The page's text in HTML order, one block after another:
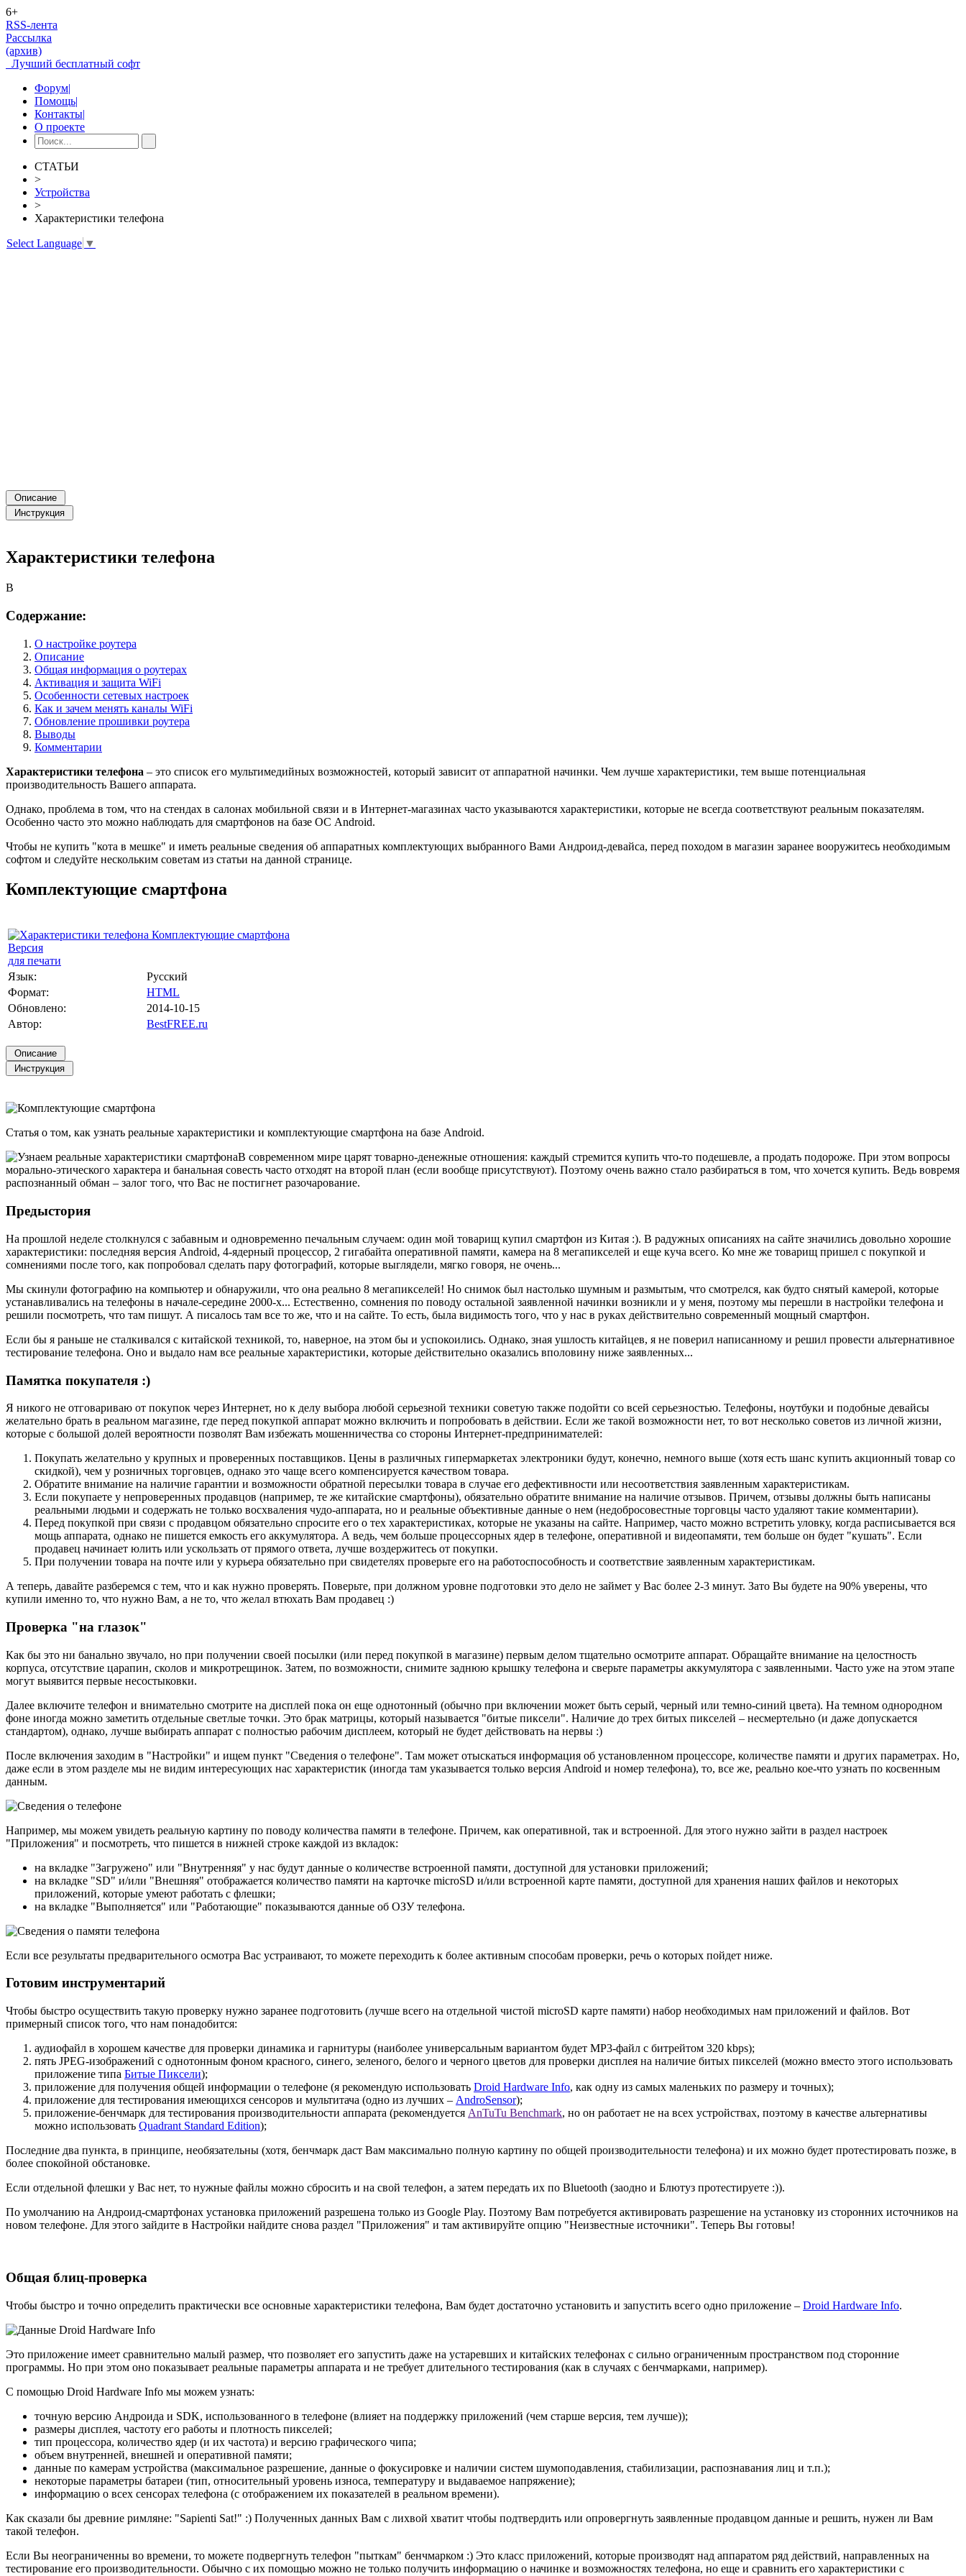
6+
RSS-лента
Рассылка
(архив)
Лучший бесплатный софт
Форум|
Помощь|
Контакты|
О проекте
СТАТЬИ
>
Устройства
>
Характеристики телефона
Select Language ▼
Характеристики телефона
B
Содержание:
О настройке роутера
Описание
Общая информация о роутерах
Активация и защита WiFi
Особенности сетевых настроек
Как и зачем менять каналы WiFi
Обновление прошивки роутера
Выводы
Комментарии
Характеристики телефона – это список его мультимедийных возможностей, который зависит от аппаратной начинки. Чем лучше характеристики, тем выше потенциальная
производительность Вашего аппарата.
Однако, проблема в том, что на стендах в салонах мобильной связи и в Интернет-магазинах часто указываются характеристики, которые не всегда соответствуют реальным показателям.
Особенно часто это можно наблюдать для смартфонов на базе ОС Android.
Чтобы не купить "кота в мешке" и иметь реальные сведения об аппаратных комплектующих выбранного Вами Андроид-девайса, перед походом в магазин заранее вооружитесь необходимым
софтом и следуйте нескольким советам из статьи на данной странице.
Комплектующие смартфона
Версия
для печати
Язык:
Русский
Формат:
HTML
Обновлено:
2014-10-15
Автор:
BestFREE.ru
Статья о том, как узнать реальные характеристики и комплектующие смартфона на базе Android.
В современном мире царят товарно-денежные отношения: каждый стремится купить что-то подешевле, а продать подороже. При этом вопросы
морально-этического характера и банальная совесть часто отходят на второй план (если вообще присутствуют). Поэтому очень важно стало разбираться в том, что хочется купить. Ведь вовремя
распознанный обман – залог того, что Вас не постигнет разочарование.
Предыстория
На прошлой неделе столкнулся с забавным и одновременно печальным случаем: один мой товарищ купил смартфон из Китая :). В радужных описаниях на сайте значились довольно хорошие
характеристики: последняя версия Android, 4-ядерный процессор, 2 гигабайта оперативной памяти, камера на 8 мегапикселей и еще куча всего. Ко мне же товарищ пришел с покупкой и
сомнениями после того, как попробовал сделать пару фотографий, которые выглядели, мягко говоря, не очень...
Мы скинули фотографию на компьютер и обнаружили, что она реально 8 мегапикселей! Но снимок был настолько шумным и размытым, что смотрелся, как будто снятый камерой, которые
устанавливались на телефоны в начале-середине 2000-х... Естественно, сомнения по поводу остальной заявленной начинки возникли и у меня, поэтому мы перешли в настройки телефона и
решили посмотреть, что там пишут. А писалось там все то же, что и на сайте. То есть, была видимость того, что у нас в руках действительно современный мощный смартфон.
Если бы я раньше не сталкивался с китайской техникой, то, наверное, на этом бы и успокоились. Однако, зная ушлость китайцев, я не поверил написанному и решил провести альтернативное
тестирование телефона. Оно и выдало нам все реальные характеристики, которые действительно оказались вполовину ниже заявленных...
Памятка покупателя :)
Я никого не отговариваю от покупок через Интернет, но к делу выбора любой серьезной техники советую также подойти со всей серьезностью. Телефоны, ноутбуки и подобные девайсы
желательно брать в реальном магазине, где перед покупкой аппарат можно включить и попробовать в действии. Если же такой возможности нет, то вот несколько советов из личной жизни,
которые с большой долей вероятности позволят Вам избежать мошенничества со стороны Интернет-предпринимателей:
Покупать желательно у крупных и проверенных поставщиков. Цены в различных гипермаркетах электроники будут, конечно, немного выше (хотя есть шанс купить акционный товар со
скидкой), чем у розничных торговцев, однако это чаще всего компенсируется качеством товара.
Обратите внимание на наличие гарантии и возможности обратной пересылки товара в случае его дефективности или несоответствия заявленным характеристикам.
Если покупаете у непроверенных продавцов (например, те же китайские смартфоны), обязательно обратите внимание на наличие отзывов. Причем, отзывы должны быть написаны
реальными людьми и содержать не только восхваления чудо-аппарата, но и реальные объективные данные о нем (недобросовестные торговцы часто удаляют такие комментарии).
Перед покупкой при связи с продавцом обязательно спросите его о тех характеристиках, которые не указаны на сайте. Например, часто можно встретить уловку, когда расписывается вся
мощь аппарата, однако не пишется емкость его аккумулятора. А ведь, чем больше процессорных ядер в телефоне, оперативной и видеопамяти, тем больше он будет "кушать". Если
продавец начинает юлить или ускользать от прямого ответа, лучше воздержитесь от покупки.
При получении товара на почте или у курьера обязательно при свидетелях проверьте его на работоспособность и соответствие заявленным характеристикам.
А теперь, давайте разберемся с тем, что и как нужно проверять. Поверьте, при должном уровне подготовки это дело не займет у Вас более 2-3 минут. Зато Вы будете на 90% уверены, что
купили именно то, что нужно Вам, а не то, что желал втюхать Вам продавец :)
Проверка "на глазок"
Как бы это ни банально звучало, но при получении своей посылки (или перед покупкой в магазине) первым делом тщательно осмотрите аппарат. Обращайте внимание на целостность
корпуса, отсутствие царапин, сколов и микротрещинок. Затем, по возможности, снимите заднюю крышку телефона и сверьте параметры аккумулятора с заявленными. Часто уже на этом этапе
могут выявится первые несостыковки.
Далее включите телефон и внимательно смотрите на дисплей пока он еще однотонный (обычно при включении может быть серый, черный или темно-синий цвета). На темном однородном
фоне иногда можно заметить отдельные светлые точки. Это брак матрицы, который называется "битые пиксели". Наличие до трех битых пикселей – несмертельно (и даже допускается
стандартом), однако, лучше выбирать аппарат с полностью рабочим дисплеем, который не будет действовать на нервы :)
После включения заходим в "Настройки" и ищем пункт "Сведения о телефоне". Там может отыскаться информация об установленном процессоре, количестве памяти и других параметрах. Но,
даже если в этом разделе мы не видим интересующих нас характеристик (иногда там указывается только версия Android и номер телефона), то, все же, реально кое-что узнать по косвенным
данным.
Например, мы можем увидеть реальную картину по поводу количества памяти в телефоне. Причем, как оперативной, так и встроенной. Для этого нужно зайти в раздел настроек
"Приложения" и посмотреть, что пишется в нижней строке каждой из вкладок:
на вкладке "Загружено" или "Внутренняя" у нас будут данные о количестве встроенной памяти, доступной для установки приложений;
на вкладке "SD" и/или "Внешняя" отображается количество памяти на карточке microSD и/или встроенной карте памяти, доступной для хранения наших файлов и некоторых
приложений, которые умеют работать с флешки;
на вкладке "Выполняется" или "Работающие" показываются данные об ОЗУ телефона.
Если все результаты предварительного осмотра Вас устраивают, то можете переходить к более активным способам проверки, речь о которых пойдет ниже.
Готовим инструментарий
Чтобы быстро осуществить такую проверку нужно заранее подготовить (лучше всего на отдельной чистой microSD карте памяти) набор необходимых нам приложений и файлов. Вот
примерный список того, что нам понадобится:
аудиофайл в хорошем качестве для проверки динамика и гарнитуры (наиболее универсальным вариантом будет MP3-файл с битрейтом 320 kbps);
пять JPEG-изображений с однотонным фоном красного, синего, зеленого, белого и черного цветов для проверки дисплея на наличие битых пикселей (можно вместо этого использовать
приложение типа Битые Пиксели);
приложение для получения общей информации о телефоне (я рекомендую использовать Droid Hardware Info, как одну из самых маленьких по размеру и точных);
приложение для тестирования имеющихся сенсоров и мультитача (одно из лучших – AndroSensor);
приложение-бенчмарк для тестирования производительности аппарата (рекомендуется AnTuTu Benchmark, но он работает не на всех устройствах, поэтому в качестве альтернативы
можно использовать Quadrant Standard Edition);
Последние два пункта, в принципе, необязательны (хотя, бенчмарк даст Вам максимально полную картину по общей производительности телефона) и их можно будет протестировать позже, в
более спокойной обстановке.
Если отдельной флешки у Вас нет, то нужные файлы можно сбросить и на свой телефон, а затем передать их по Bluetooth (заодно и Блютуз протестируете :)).
По умолчанию на Андроид-смартфонах установка приложений разрешена только из Google Play. Поэтому Вам потребуется активировать разрешение на установку из сторонних источников на
новом телефоне. Для этого зайдите в Настройки найдите снова раздел "Приложения" и там активируйте опцию "Неизвестные источники". Теперь Вы готовы!
Общая блиц-проверка
Чтобы быстро и точно определить практически все основные характеристики телефона, Вам будет достаточно установить и запустить всего одно приложение – Droid Hardware Info.
Это приложение имеет сравнительно малый размер, что позволяет его запустить даже на устаревших и китайских телефонах с сильно ограниченным пространством под сторонние
программы. Но при этом оно показывает реальные параметры аппарата и не требует длительного тестирования (как в случаях с бенчмарками, например).
С помощью Droid Hardware Info мы можем узнать:
точную версию Андроида и SDK, использованного в телефоне (влияет на поддержку приложений (чем старше версия, тем лучше));
размеры дисплея, частоту его работы и плотность пикселей;
тип процессора, количество ядер (и их частота) и версию графического чипа;
объем внутренней, внешней и оперативной памяти;
данные по камерам устройства (максимальное разрешение, данные о фокусировке и наличии систем шумоподавления, стабилизации, распознавания лиц и т.п.);
некоторые параметры батареи (тип, относительный уровень износа, температуру и выдаваемое напряжение);
информацию о всех сенсорах телефона (с отображением их показателей в реальном времени).
Как сказали бы древние римляне: "Sapienti Sat!" :) Полученных данных Вам с лихвой хватит чтобы подтвердить или опровергнуть заявленные продавцом данные и решить, нужен ли Вам
такой телефон.
Если Вы неограниченны во времени, то можете подвергнуть телефон "пыткам" бенчмарком :) Это класс приложений, которые производят над аппаратом ряд действий, направленных на
тестирование его производительности. Обычно с их помощью можно не только получить информацию о начинке и возможностях телефона, но еще и сравнить его характеристики с